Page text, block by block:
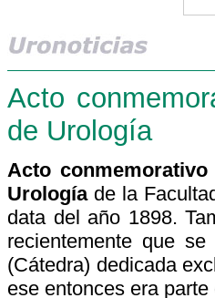
Acto
de Urología
Acto
Urologíade la
data del año 1898.
recientemente que
(Cátedra) dedicada
ese entonces era